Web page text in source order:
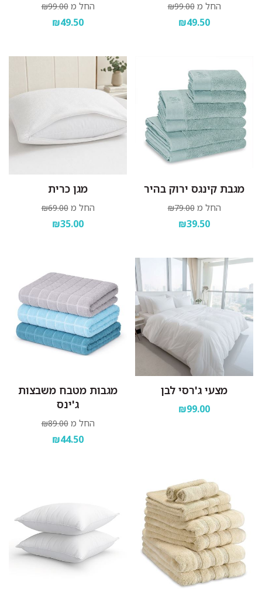
החל מ ₪99.00
₪49.50
החל מ ₪99.00
₪49.50
מגבת קינגס ירוק בהיר
החל מ ₪79.00
₪39.50
מגן כרית
החל מ ₪69.00
₪35.00
מצעי ג'רסי לבן
₪99.00
מגבות מטבח משבצות
ג'ינס
החל מ ₪89.00
₪44.50